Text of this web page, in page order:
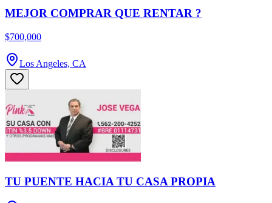
MEJOR COMPRAR QUE RENTAR ?
$700,000
Los Angeles, CA
TU PUENTE HACIA TU CASA PROPIA